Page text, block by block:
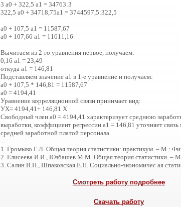
3 а0 + 322,5 а1 = 34763:3
322,5 а0 + 34718,75а1 = 3744597,5:322,5
а0 + 107,5 а1 = 11587,67
а0 + 107,66 а1 = 11611,16
Вычитаем из 2-го уравнения первое, получаем:
0,16 а1 = 23,49
откуда а1 = 146,81
Подставляем значение а1 в 1-е уравнение и получаем:
а0 + 107,5 * 146,81 = 11587,67
а0 = 4194,41
Уравнение корреляционной связи принимает вид:
УХ= 4194,41+ 146,81 Х
Свободный член а0 = 4194,41 характеризует среднюю
выработки, коэффициент регрессии а1 = 146,81 уточняет
средней заработной платой персонала.
...
1. Громыко Г.Л. Общая теория статистики: практикум. – М.:
2. Елисеева И.И., Юзбашев М.М. Общая теория статистики. –
3. Салин В.Н., Шпаковская Е.П. Социально-экономичес ая
Смотреть работу подробнее
Скачать работу